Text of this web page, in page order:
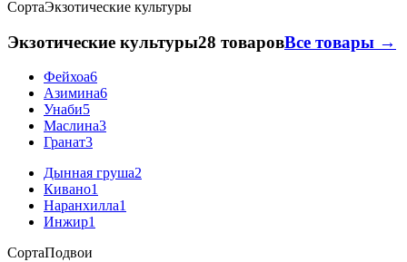
СортаЭкзотические культуры
Экзотические культуры28 товаровВсе товары →
Фейхоа6
Азимина6
Унаби5
Маслина3
Гранат3
Дынная груша2
Кивано1
Наранхилла1
Инжир1
СортаПодвои